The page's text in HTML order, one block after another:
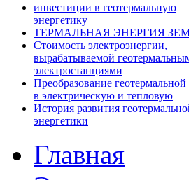
инвестиции в геотермальную
энергетику
ТЕРМАЛЬНАЯ ЭНЕРГИЯ
Стоимость электроэнергии,
вырабатываемой
электростанциями
Преобразование геотермальной
в электрическую и тепловую
История развития
энергетики
Главная